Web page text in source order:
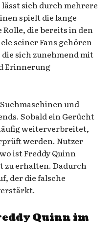
sich durch mehrere
spielt die lange
die bereits in den
seiner Fans gehören
sich zunehmend mit
Erinnerung
und
Sobald ein Gerücht
weiterverbreitet,
werden. Nutzer
ist Freddy Quinn
zu erhalten. Dadurch
der die falsche
Quinn im